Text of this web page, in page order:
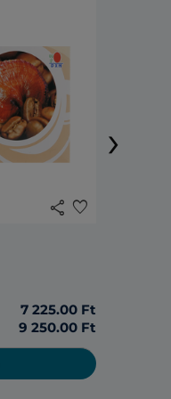
share favorite
7 225.00 Ft
9 250.00 Ft
›